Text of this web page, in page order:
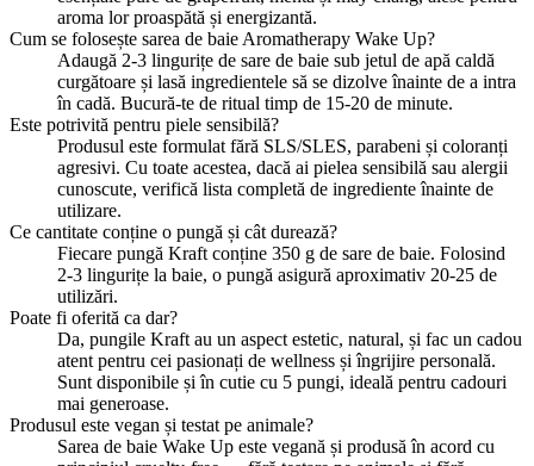
aroma lor proaspătă și energizantă.
Cum se folosește sarea de baie Aromatherapy Wake Up?
Adaugă 2-3 lingurițe de sare de baie sub jetul de apă caldă
curgătoare și lasă ingredientele să se dizolve înainte de a intra
în cadă. Bucură-te de ritual timp de 15-20 de minute.
Este potrivită pentru piele sensibilă?
Produsul este formulat fără SLS/SLES, parabeni și coloranți
agresivi. Cu toate acestea, dacă ai pielea sensibilă sau alergii
cunoscute, verifică lista completă de ingrediente înainte de
utilizare.
Ce cantitate conține o pungă și cât durează?
Fiecare pungă Kraft conține 350 g de sare de baie. Folosind
2-3 lingurițe la baie, o pungă asigură aproximativ 20-25 de
utilizări.
Poate fi oferită ca dar?
Da, pungile Kraft au un aspect estetic, natural, și fac un cadou
atent pentru cei pasionați de wellness și îngrijire personală.
Sunt disponibile și în cutie cu 5 pungi, ideală pentru cadouri
mai generoase.
Produsul este vegan și testat pe animale?
Sarea de baie Wake Up este vegană și produsă în acord cu